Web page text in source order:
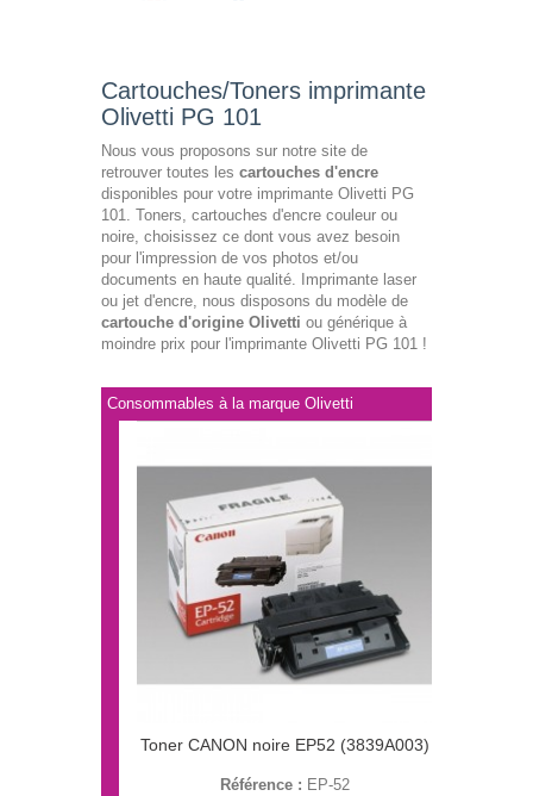
Cartouches/Toners imprimante
Olivetti PG 101
Nous vous proposons sur notre site de
retrouver toutes les cartouches d'encre
disponibles pour votre imprimante Olivetti PG
101. Toners, cartouches d'encre couleur ou
noire, choisissez ce dont vous avez besoin
pour l'impression de vos photos et/ou
documents en haute qualité. Imprimante laser
ou jet d'encre, nous disposons du modèle de
cartouche d'origine Olivetti ou générique à
moindre prix pour l'imprimante Olivetti PG 101 !
Consommables à la marque Olivetti
Toner CANON noire EP52 (3839A003)
Référence : EP-52